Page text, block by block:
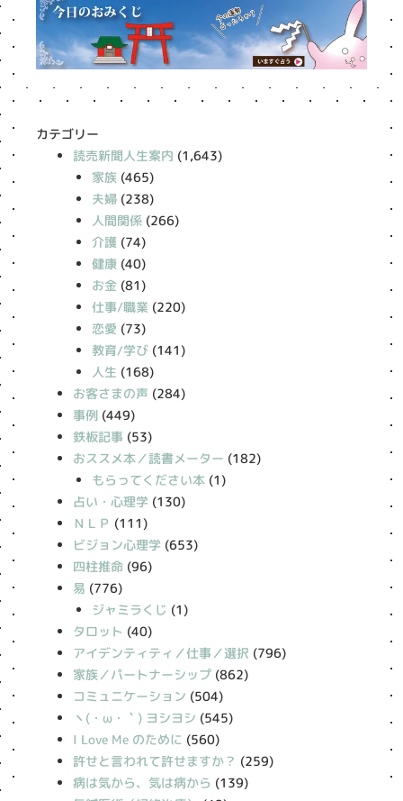
カテゴリー
読売新聞人生案内 (1,643)
家族(465)
夫婦(238)
人間関係(266)
介護 (74)
健康(40)
お金(81)
仕事/職業 (220)
恋愛 (73)
教育/学び(141)
人生 (168)
お客さまの声 (284)
事例 (449)
鉄板記事 (53)
おススメ本／読書メーター (182)
もらってください本(1)
占い・心理学 (130)
ＮＬＰ (111)
ビジョン心理学 (653)
四柱推命 (96)
易 (776)
ジャミラくじ (1)
タロット (40)
アイデンティティ／仕事／選択 (796)
家族／パートナーシップ (862)
コミュニケーション (504)
丶(・ω・｀) ヨシヨシ (545)
I Love Me のために (560)
許せと言われて許せますか？ (259)
病は気から、気は病から (139)